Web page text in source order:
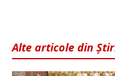
Alte articole din